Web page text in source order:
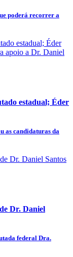
poderá recorrer a
estadual; Éder
as candidaturas da
Dr. Daniel
federal Dra.